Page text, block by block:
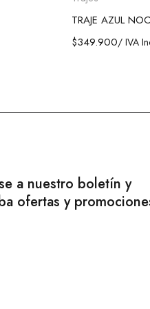
TRAJE AZUL
$349.900/ IVA
a nuestro boletín y
ofertas y